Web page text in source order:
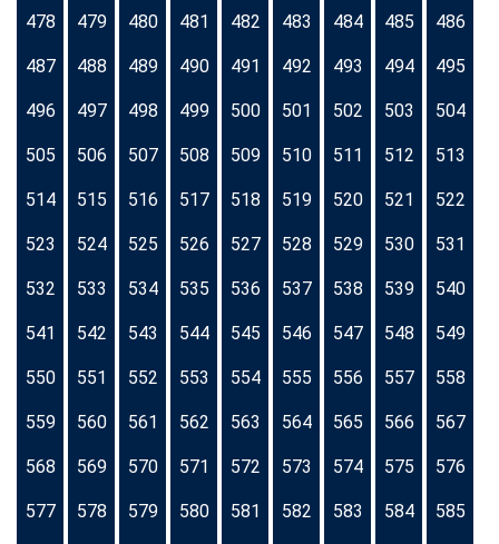
478 479 480 481 482 483 484 485 486
487 488 489 490 491 492 493 494 495
496 497 498 499 500 501 502 503 504
505 506 507 508 509 510 511 512 513
514 515 516 517 518 519 520 521 522
523 524 525 526 527 528 529 530 531
532 533 534 535 536 537 538 539 540
541 542 543 544 545 546 547 548 549
550 551 552 553 554 555 556 557 558
559 560 561 562 563 564 565 566 567
568 569 570 571 572 573 574 575 576
577 578 579 580 581 582 583 584 585